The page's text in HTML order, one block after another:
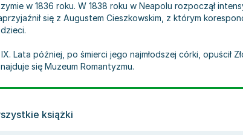
w 1836 roku. W 1838 roku w Neapolu rozpoczął
się z Augustem Cieszkowskim, z którym
Lata później, po śmierci jego najmłodszej córki, opuścił
się Muzeum Romantyzmu.
książki